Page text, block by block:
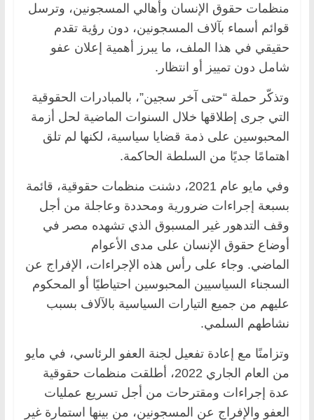
منظمات حقوق الإنسان وأهالي المسجونين، وترسل
قوائم أسماء بآلاف المسجونين، دون رؤية تقدم
حقيقي في هذا الملف، ما يبرز أهمية إعلان عفو
شامل دون تمييز أو انتظار.
وتذكّر حملة “حتى آخر سجين”، بالمبادرات الحقوقية
التي جرى إطلاقها خلال السنوات الماضية لحل أزمة
المحبوسين على ذمة قضايا سياسية، لكنها لم تلق
اهتمامًا جديًا من السلطة الحاكمة.
وفي مايو عام 2021، دشنت منظمات حقوقية، قائمة
بسبعة إجراءات ضرورية ومحددة وعاجلة من أجل
وقف التدهور غير المسبوق الذي تشهده مصر في
أوضاع حقوق الإنسان على مدى الأعوام
الماضي. وجاء على رأس هذه الإجراءات، الإفراج عن
السجناء السياسيين المحبوسين احتياطيًا أو المحكوم
عليهم من جميع التيارات السياسية بالآلاف بسبب
نشاطهم السلمي.
وتزامنًا مع إعادة تفعيل لجنة العفو الرئاسي، في مايو
من العام الجاري 2022، أطلقت منظمات حقوقية
عدة إجراءات ومقترحات من أجل تسريع عمليات
العفو والإفراج عن المسجونين، من بينها استمارة غير